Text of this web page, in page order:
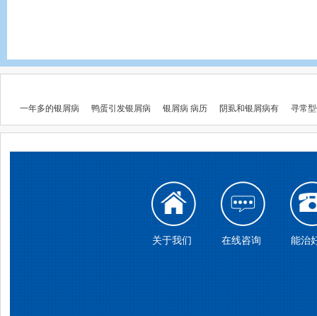
一年多的银屑病 鸭蛋引发银屑病 银屑病 病历 阴虱和银屑病有 寻常
关于我们 在线咨询 能治